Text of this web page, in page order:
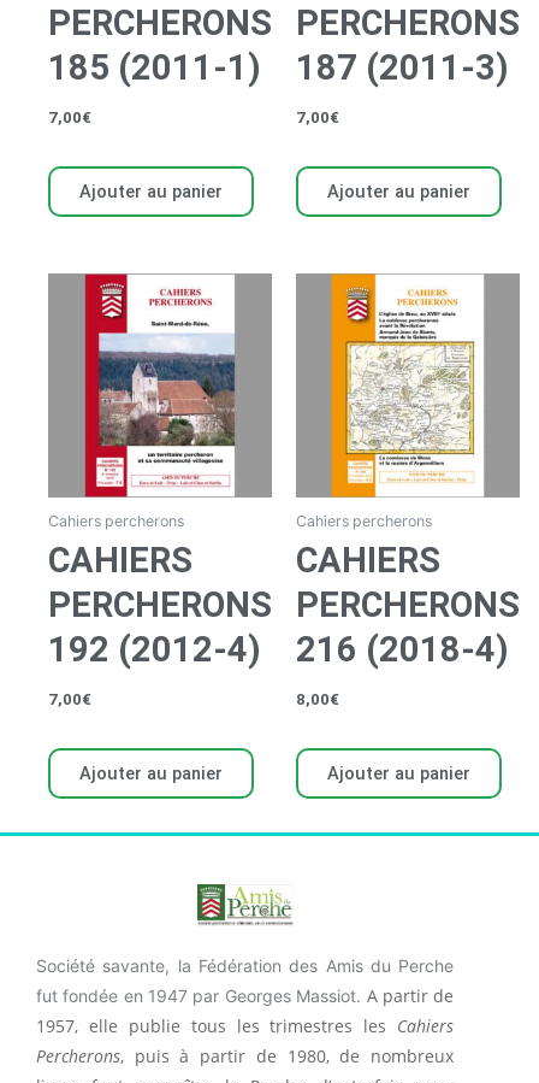
PERCHERONS
185 (2011-1)
7,00€
Ajouter au panier
PERCHERONS
187 (2011-3)
7,00€
Ajouter au panier
Cahiers percherons
CAHIERS
PERCHERONS
192 (2012-4)
7,00€
Ajouter au panier
Cahiers percherons
CAHIERS
PERCHERONS
216 (2018-4)
8,00€
Ajouter au panier
Société savante, la Fédération des Amis du Perche
fut fondée en 1947 par Georges Massiot. A partir de
1957, elle publie tous les trimestres les Cahiers
Percherons, puis à partir de 1980, de nombreux